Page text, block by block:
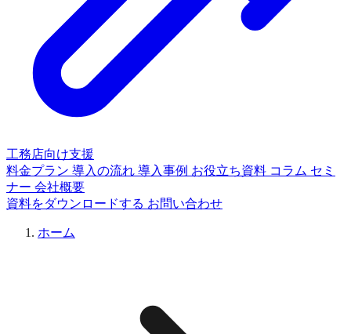
工務店向け支援
料金プラン 導入の流れ 導入事例 お役立ち資料 コラム セミ
ナー 会社概要
資料をダウンロードする お問い合わせ
ホーム